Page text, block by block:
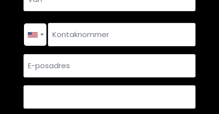
Kontaknommer
posadres